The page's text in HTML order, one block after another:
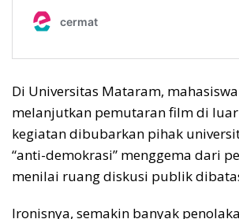
Di Universitas Mataram,
melanjutkan pemutaran film di
kegiatan dibubarkan pihak
“anti-demokrasi” menggema dari
menilai ruang diskusi publik
Ironisnya, semakin banyak